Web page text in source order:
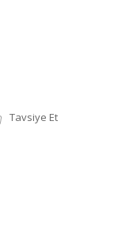
Tavsiye Et